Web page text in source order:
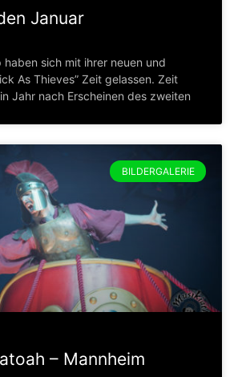
Januar
haben sich mit ihrer neuen und
As Thieves” Zeit gelassen. Zeit
Jahr nach Erscheinen des zweiten
BILDERGALERIE
– Mannheim